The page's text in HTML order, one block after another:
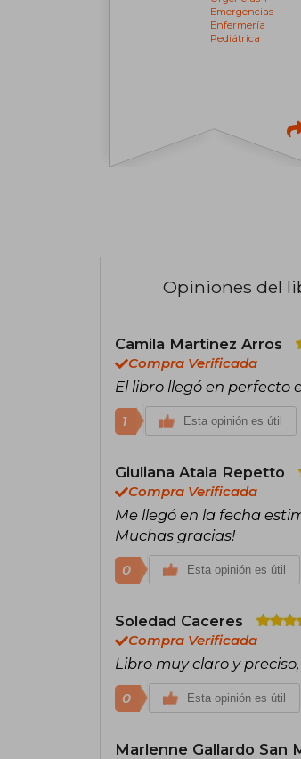
Emergencias
Enfermería
Pediátrica
Opiniones del
Camila Martínez Arros
Compra Verificada
El libro llegó en perfecto
1 Esta opinión es útil
Giuliana Atala Repetto
Compra Verificada
Me llegó en la fecha
Muchas gracias!
0 Esta opinión es útil
Soledad Caceres
Compra Verificada
Libro muy claro y
0 Esta opinión es útil
Marlenne Gallardo San